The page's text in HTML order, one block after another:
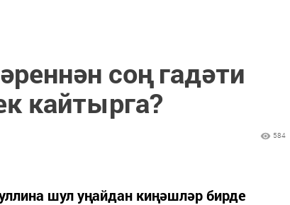
соң гадәти
кайтырга?
584
шул уңайдан киңәшләр бирде